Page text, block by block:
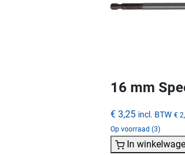
16 mm
€ 3,25 incl. BTW €
Op voorraad (3)
In